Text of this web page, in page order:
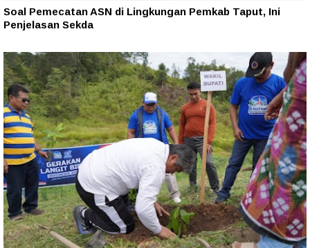
Soal Pemecatan ASN di Lingkungan Pemkab Taput, Ini
Penjelasan Sekda